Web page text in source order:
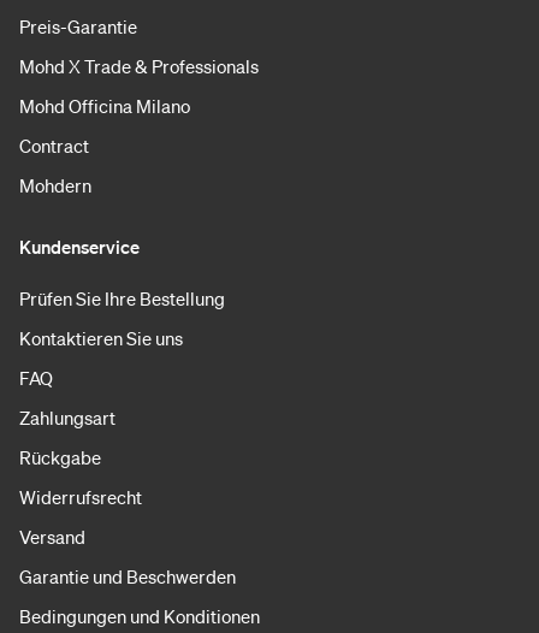
Preis-Garantie
Mohd X Trade & Professionals
Mohd Officina Milano
Contract
Mohdern
Kundenservice
Prüfen Sie Ihre Bestellung
Kontaktieren Sie uns
FAQ
Zahlungsart
Rückgabe
Widerrufsrecht
Versand
Garantie und Beschwerden
Bedingungen und Konditionen